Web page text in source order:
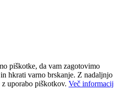
piškotke, da vam zagotovimo
hkrati varno brskanje. Z nadaljnjo
z uporabo piškotkov. Več informacij